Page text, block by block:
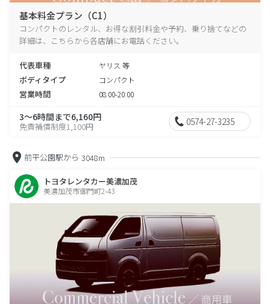
基本料金プラン（C1）
コンパクトのレンタル、お得な割引料金や予約、乗り捨てなどの
詳細は、こちらから各店舗にお電話ください。
代表車種 ヤリス 等
ボディタイプ コンパクト
営業時間 08:00-20:00
3～6時間まで6,160円
免責補償制度1,100円 0574-27-3235
前平公園駅から 3048m
トヨタレンタカー美濃加茂
美濃加茂市御門町2-43